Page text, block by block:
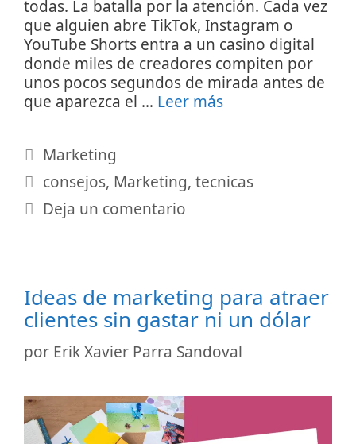
todas. La batalla por la atención. Cada vez
que alguien abre TikTok, Instagram o
YouTube Shorts entra a un casino digital
donde miles de creadores compiten por
unos pocos segundos de mirada antes de
que aparezca el … Leer más
Categorías
Marketing
Etiquetas
consejos, Marketing,tecnicas
Deja un comentario
Ideas de marketing para atraer
clientes sin gastar ni un dólar
por Erik Xavier Parra Sandoval